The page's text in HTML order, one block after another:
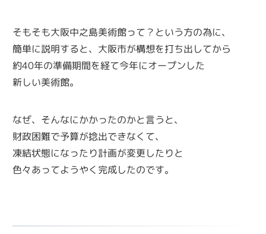
そもそも大阪中之島美術館って？という方の為に、
簡単に説明すると、大阪市が構想を打ち出してから
約40年の準備期間を経て今年にオープンした
新しい美術館。
なぜ、そんなにかかったのかと言うと、
財政困難で予算が捻出できなくて、
凍結状態になったり計画が変更したりと
色々あってようやく完成したのです。